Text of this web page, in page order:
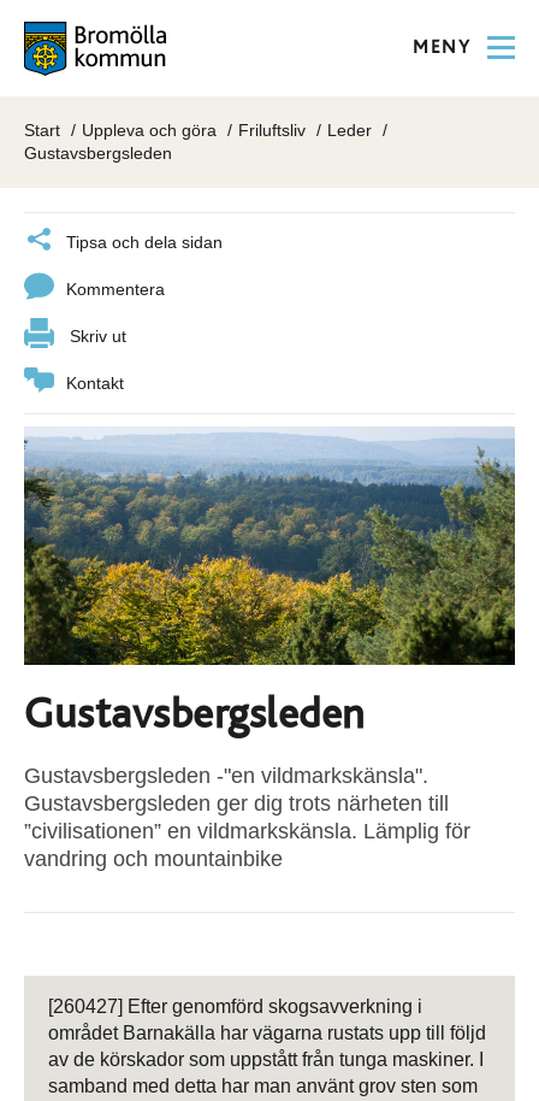
MENY
Start Uppleva och göra Friluftsliv
Leder
Gustavsbergsleden
Tipsa och dela sidan
Kommentera
Skriv ut
Kontakt
Gustavsbergsleden
Gustavsbergsleden -"en vildmarkskänsla".
Gustavsbergsleden ger dig trots närheten till
”civilisationen” en vildmarkskänsla. Lämplig för
vandring och mountainbike
[260427] Efter genomförd skogsavverkning i
området Barnakälla har vägarna rustats upp till följd
av de körskador som uppstått från tunga maskiner. I
samband med detta har man använt grov sten som